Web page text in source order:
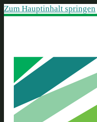
Zum Hauptinhalt springen